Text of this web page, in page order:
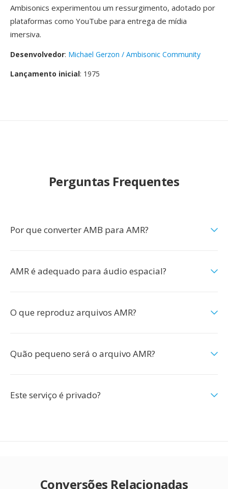
Ambisonics experimentou um ressurgimento, adotado por
plataformas como YouTube para entrega de mídia
imersiva.
Desenvolvedor: Michael Gerzon / Ambisonic Community
Lançamento inicial: 1975
Perguntas Frequentes
Por que converter AMB para AMR?
AMR é adequado para áudio espacial?
O que reproduz arquivos AMR?
Quão pequeno será o arquivo AMR?
Este serviço é privado?
Conversões Relacionadas